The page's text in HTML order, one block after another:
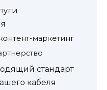
маркетинг
стандарт
кабеля